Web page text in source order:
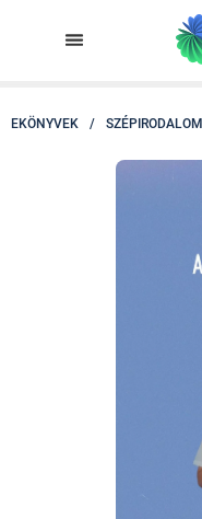
EKÖNYVEK / SZÉPIRODALOM